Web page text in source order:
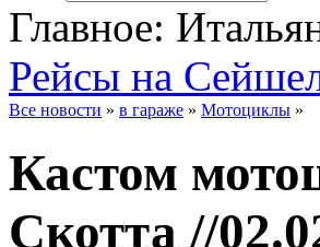
Главное:
Рейсы на
Все новости » в гараже » Мотоциклы »
Кастом
Скотта//